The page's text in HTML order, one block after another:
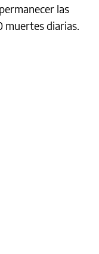
las
muertes diarias.